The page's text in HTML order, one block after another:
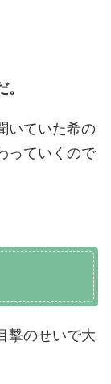
いていた希の
っていくので
撃のせいで大